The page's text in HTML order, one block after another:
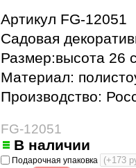
Артикул FG-12051
Садовая
Размер:высота 26
Материал:
Производство:
FG-12051
В наличии
Подарочная упаковка